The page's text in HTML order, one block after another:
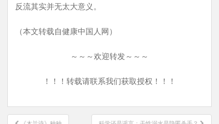
反流其实并无太大意义。
（本文转载自健康中国人网）
～～～欢迎转发～～～
！！！转载请联系我们获取授权！！！
文